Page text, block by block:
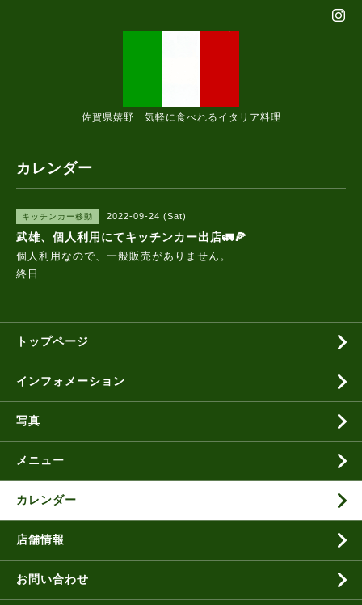
佐賀県嬉野 気軽に食べれるイタリア料理
カレンダー
キッチンカー移動 2022-09-24 (Sat)
武雄、個人利用にてキッチンカー出店🚛🍕
個人利用なので、一般販売がありません。
終日
トップページ
インフォメーション
写真
メニュー
カレンダー
店舗情報
お問い合わせ